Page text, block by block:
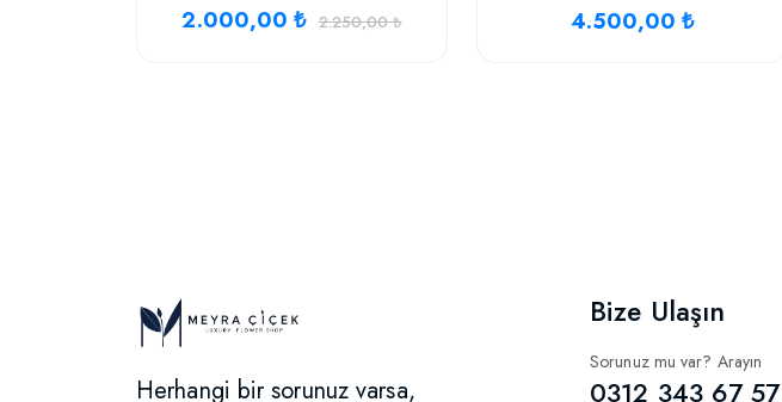
2.000,00 ₺ 2.250,00 ₺ 4.500,00 ₺
Herhangi bir sorunuz varsa,
Bize Ulaşın
Sorunuz mu var? Arayın
0312 343 67 57